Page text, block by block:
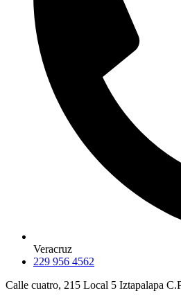
Veracruz
229 956 4562
Calle cuatro, 215 Local 5 Iztapalapa